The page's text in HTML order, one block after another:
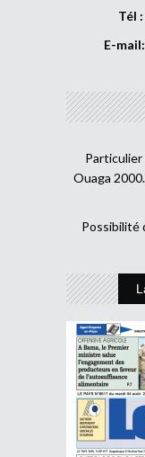
Tél
E-mail:
Ouaga
Possibilité